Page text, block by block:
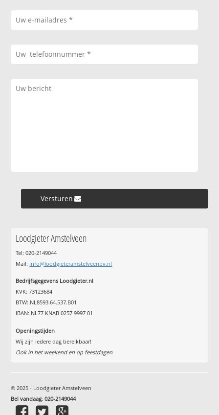
Versturen »
Loodgieter Amstelveen
Tel: 020-2149044
Mail: info@loodgieteramstelveenbv.nl
Bedrijfsgegevens Loodgieter.nl
KVK: 73123684
BTW: NL8593.64.537.B01
IBAN: NL77 KNAB 0257 9997 01
Openingstijden
Wij zijn iedere dag bereikbaar!
Ook in het weekend en op feestdagen
© 2025 - Loodgieter Amstelveen
Bel vandaag:020-2149044